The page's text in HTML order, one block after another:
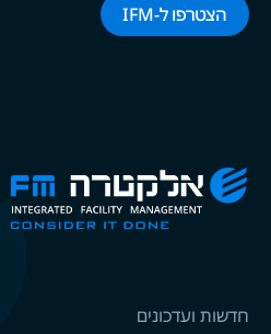
הצטרפו ל-‌‌IFM‌‌
חדשות ועדכונים